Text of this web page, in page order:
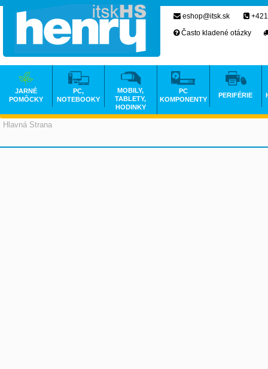
Hlavná Strana
eshop@itsk.sk
Často kladené otázky
JARNÉ
POMÔCKY
PC,
NOTEBOOKY
MOBILY,
TABLETY,
HODINKY
PC
KOMPONENTY
PERIFÉRIE